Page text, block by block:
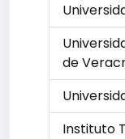
de
Instituto